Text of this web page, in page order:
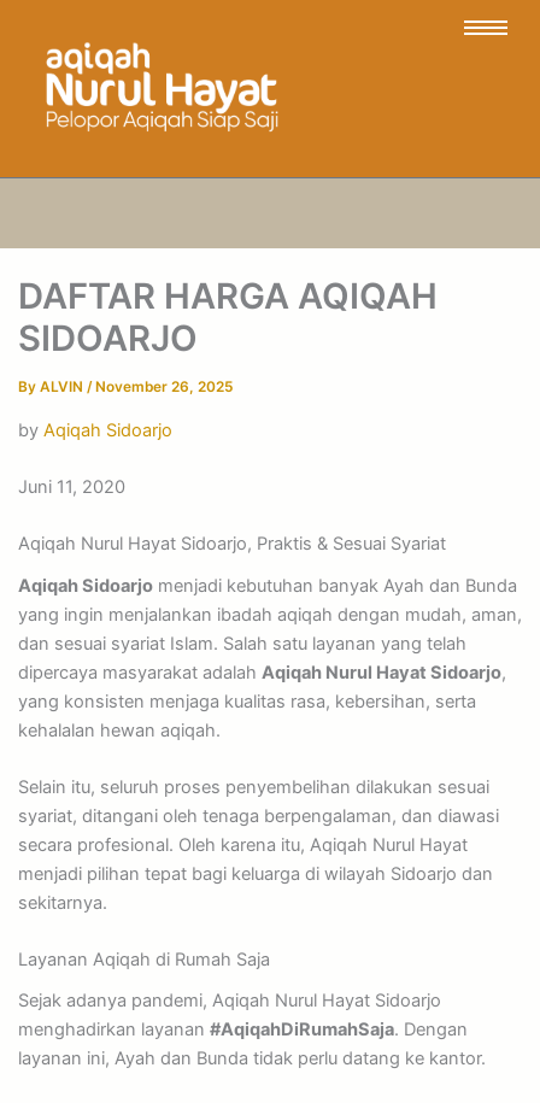
DAFTAR HARGA AQIQAH
SIDOARJO
By ALVIN / November 26, 2025
by Aqiqah Sidoarjo
Juni 11, 2020
Aqiqah Nurul Hayat Sidoarjo, Praktis & Sesuai Syariat
Aqiqah Sidoarjomenjadi kebutuhan banyak Ayah dan Bunda
yang ingin menjalankan ibadah aqiqah dengan mudah, aman,
dan sesuai syariat Islam. Salah satu layanan yang telah
dipercaya masyarakat adalah Aqiqah Nurul Hayat Sidoarjo,
yang konsisten menjaga kualitas rasa, kebersihan, serta
kehalalan hewan aqiqah.
Selain itu, seluruh proses penyembelihan dilakukan sesuai
syariat, ditangani oleh tenaga berpengalaman, dan diawasi
secara profesional. Oleh karena itu, Aqiqah Nurul Hayat
menjadi pilihan tepat bagi keluarga di wilayah Sidoarjo dan
sekitarnya.
Layanan Aqiqah di Rumah Saja
Sejak adanya pandemi, Aqiqah Nurul Hayat Sidoarjo
menghadirkan layanan #AqiqahDiRumahSaja. Dengan
layanan ini, Ayah dan Bunda tidak perlu datang ke kantor.